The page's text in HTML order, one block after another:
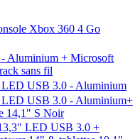
Xbox 360 4 Go
Aluminium + Microsoft
sans fil
LED USB 3.0 - Aluminium
LED USB 3.0 - Aluminium+
14,1" S Noir
LED USB 3.0 +